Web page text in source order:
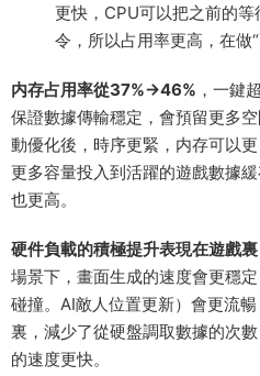
更快，CPU可以把之前的
令，所以占用率更高，在做“
内存占用率從37%→46% ，一鍵
保證數據傳輸穩定，會預留更多
動優化後，時序更緊，内存可以
更多容量投入到活躍的遊戲數據
也更高。
硬件負載的積極提升表現在遊戲裏
場景下，畫面生成的速度會更穩
碰撞。AI敵人位置更新）會更流
裏，減少了從硬盤調取數據的次
的速度更快。